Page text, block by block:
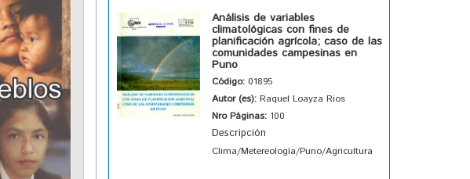
Análisis de variables
climatológicas con fines de
planificación agrícola; caso de las
comunidades campesinas en
Puno
Código: 01895
Autor (es): Raquel Loayza Rios
Nro Páginas: 100
Descripción
Clima/Metereología/Puno/Agricultura